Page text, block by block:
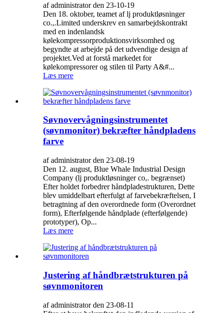
af administrator den 23-10-19
Den 18. oktober, teamet af lj produktløsninger
co.,.Limited underskrev en samarbejdskontrakt
med en indenlandsk
kølekompressorproduktionsvirksomhed og
begyndte at arbejde på det udvendige design af
projektet.Ved at forstå markedet for
kølekompressorer og stilen til Party A&#...
Læs mere
Søvnovervågningsinstrumentet
(søvnmonitor) bekræfter håndpladens
farve
af administrator den 23-08-19
Den 12. august, Blue Whale Industrial Design
Company (lj produktløsninger co,. begrænset)
Efter holdet forbedrer håndpladestrukturen, Dette
blev umiddelbart efterfulgt af farvebekræftelsen, I
betragtning af den overordnede form (Overordnet
form), Efterfølgende håndplade (efterfølgende)
prototyper), Op...
Læs mere
Justering af håndbrætstrukturen på
søvnmonitoren
af administrator den 23-08-11